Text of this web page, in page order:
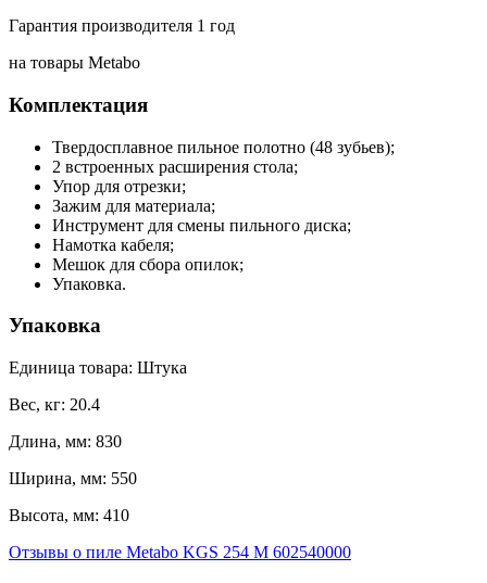
Гарантия производителя 1 год
на товары Metabo
Комплектация
Твердосплавное пильное полотно (48 зубьев);
2 встроенных расширения стола;
Упор для отрезки;
Зажим для материала;
Инструмент для смены пильного диска;
Намотка кабеля;
Мешок для сбора опилок;
Упаковка.
Упаковка
Единица товара: Штука
Вес, кг: 20.4
Длина, мм: 830
Ширина, мм: 550
Высота, мм: 410
Отзывы о пиле Metabo KGS 254 M 602540000